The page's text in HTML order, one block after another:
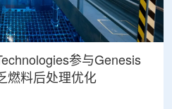
参与Genesis
燃料后处理优化